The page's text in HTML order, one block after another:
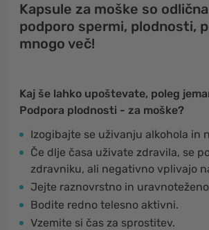
Kapsule za moške so
podporo spermi, plodnosti,
mnogo več!
Kaj še lahko upoštevate, poleg
Podpora plodnosti - za moške?
Izogibajte se uživanju alkohola in
Če dlje časa uživate zdravila, se
zdravniku, ali negativno vplivajo
Jejte raznovrstno in
Bodite redno telesno aktivni.
Vzemite si čas za sprostitev.